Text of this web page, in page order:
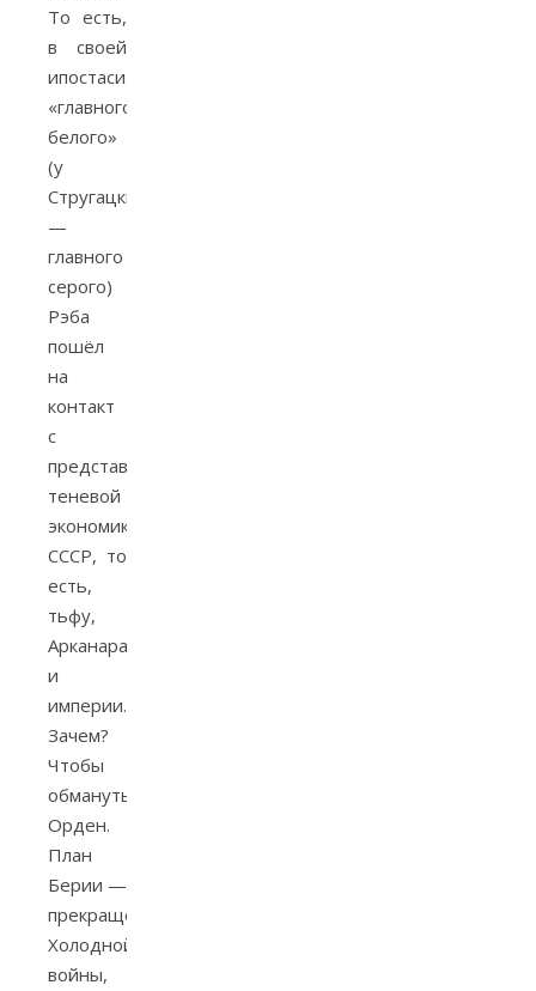
То есть,
в своей
ипостаси
«главного
белого»
(у
Стругацких
—
главного
серого)
Рэба
пошёл
на
контакт
с
представителями
теневой
экономики
СССР, то
есть,
тьфу,
Арканара
и
империи.
Зачем?
Чтобы
обмануть
Орден.
План
Берии —
прекращение
Холодной
войны,